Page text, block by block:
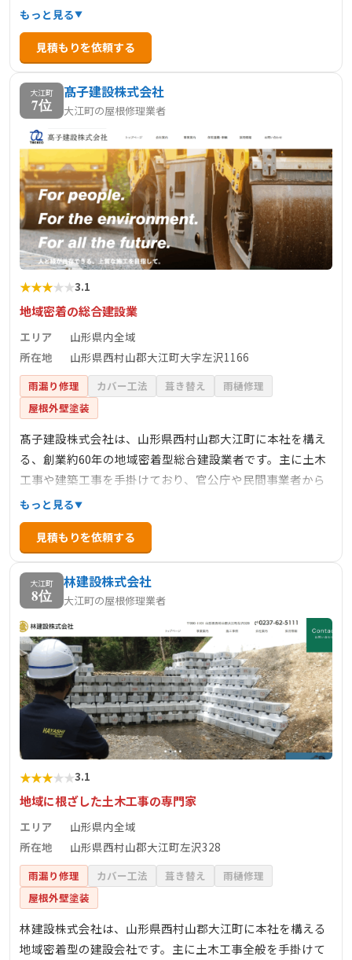
てきました。経験豊富な職人が在籍し、丁寧な施工と迅速
な対応で信頼を築いています。屋根の葺き替えや補修、雨
漏り対策など、幅広いニーズに対応可能です。無料診断を
実施しており、現地調査から見積もりまで丁寧に対応しま
す。山形県全域を対象に、安心・安全な屋根修理サービス
を提供しています。
もっと見る
見積もりを依頼する
大江町
7位
髙子建設株式会社
大江町の屋根修理業者
★★★★★3.1
地域密着の総合建設業
エリア
山形県内全域
所在地
山形県西村山郡大江町大字左沢1166
雨漏り修理 カバー工法 葺き替え
雨樋修理
屋根外壁塗装
髙子建設株式会社は、山形県西村山郡大江町に本社を構え
る、創業約60年の地域密着型総合建設業者です。主に土木
工事や建築工事を手掛けており、官公庁や民間事業者から
の依頼に対応しています。また、全国パラボラ工法協会の
会員企業として、マンホール鉄蓋の維持修繕など特殊工法
にも対応しています。長年培った技術と知識を活かし、地
域の住まいや街づくりに貢献しています。
もっと見る
見積もりを依頼する
大江町
8位
林建設株式会社
大江町の屋根修理業者
★★★★★3.1
地域に根ざした土木工事の専門家
エリア
山形県内全域
所在地
山形県西村山郡大江町左沢328
雨漏り修理 カバー工法 葺き替え
雨樋修理
屋根外壁塗装
林建設株式会社は、山形県西村山郡大江町に本社を構える
地域密着型の建設会社です。主に土木工事全般を手掛けて